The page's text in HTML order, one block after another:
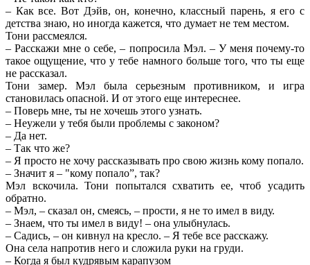
– Как все. Вот Дэйв, он, конечно, классный парень, я его с
детства знаю, но иногда кажется, что думает не тем местом.
Тони рассмеялся.
– Расскажи мне о себе, – попросила Мэл. – У меня почему-то
такое ощущение, что у тебе намного больше того, что ты еще
не рассказал.
Тони замер. Мэл была серьезным противником, и игра
становилась опасной. И от этого еще интереснее.
– Поверь мне, ты не хочешь этого узнать.
– Неужели у тебя были проблемы с законом?
– Да нет.
– Так что же?
– Я просто не хочу рассказывать про свою жизнь кому попало.
– Значит я – "кому попало”, так?
Мэл вскочила. Тони попытался схватить ее, чтоб усадить
обратно.
– Мэл, – сказал он, смеясь, – прости, я не то имел в виду.
– Знаем, что ты имел в виду! – она улыбнулась.
– Садись, – он кивнул на кресло. – Я тебе все расскажу.
Она села напротив него и сложила руки на груди.
– Когда я был кудрявым карапузом